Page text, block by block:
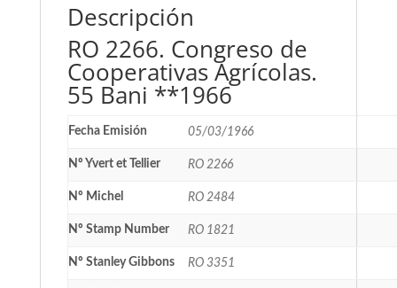
Descripción
RO 2266. Congreso de
Cooperativas Agrícolas.
55 Bani **1966
Fecha Emisión 05/03/1966
Nº Yvert et Tellier RO 2266
Nº Michel RO 2484
Nº Stamp Number RO 1821
Nº Stanley Gibbons RO 3351